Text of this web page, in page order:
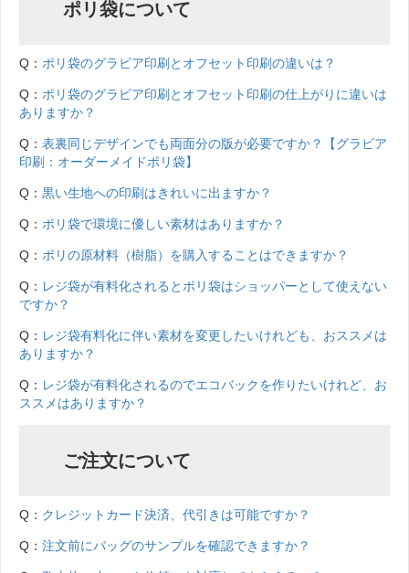
ポリ袋について
Q： ポリ袋のグラビア印刷とオフセット印刷の違いは？
Q： ポリ袋のグラビア印刷とオフセット印刷の仕上がりに違いは
ありますか？
Q： 表裏同じデザインでも両面分の版が必要ですか？【グラビア
印刷：オーダーメイドポリ袋】
Q： 黒い生地への印刷はきれいに出ますか？
Q： ポリ袋で環境に優しい素材はありますか？
Q： ポリの原材料（樹脂）を購入することはできますか？
Q： レジ袋が有料化されるとポリ袋はショッパーとして使えない
ですか？
Q： レジ袋有料化に伴い素材を変更したいけれども、おススメは
ありますか？
Q： レジ袋が有料化されるのでエコバックを作りたいけれど、お
ススメはありますか？
ご注文について
Q： クレジットカード決済、代引きは可能ですか？
Q： 注文前にバッグのサンプルを確認できますか？